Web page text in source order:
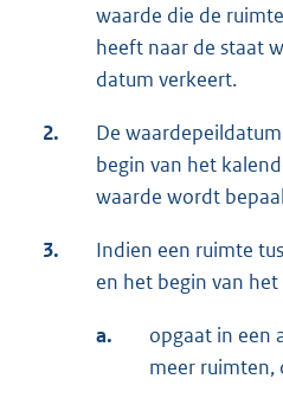
waarde die de
heeft naar de staat
datum verkeert.
2.
De
begin van het
waarde wordt
3.
Indien een ruimte
en het begin van
a.
opgaat in een
meer ruimten,